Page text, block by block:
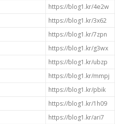
https://blog1.kr/4e2w
https://blog1.kr/3x62
https://blog1.kr/7zpn
https://blog1.kr/g3wx
https://blog1.kr/ubzp
https://blog1.kr/mmpj
https://blog1.kr/pbik
https://blog1.kr/1h09
https://blog1.kr/ari7